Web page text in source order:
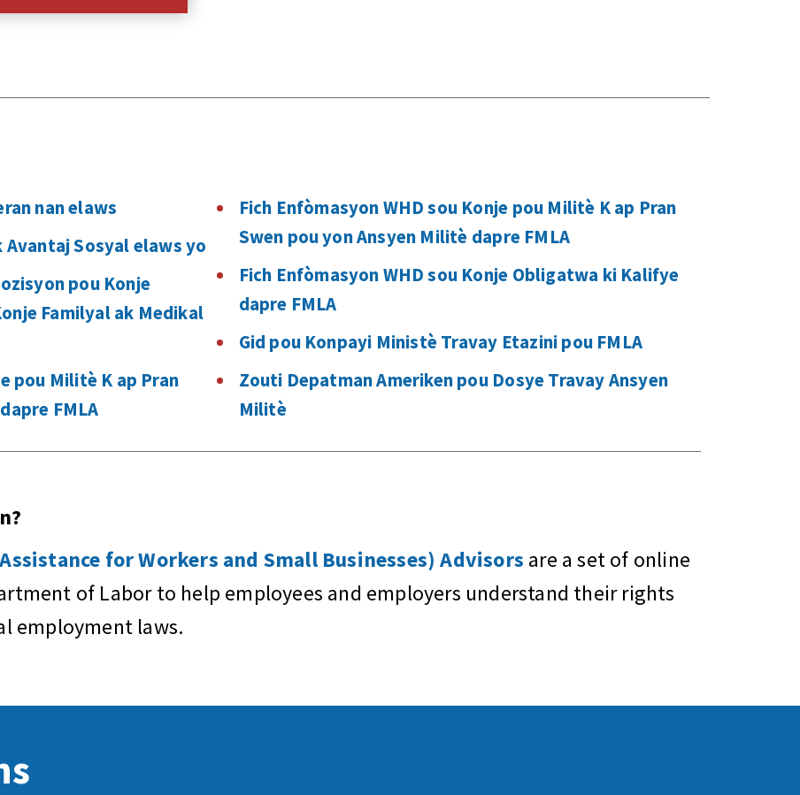
nan elaws
Avantaj Sosyal elaws yo
pou Konje
Familyal ak Medikal
pou Militè K ap Pran
FMLA
Fich Enfòmasyon WHD sou Konje pou Militè K ap Pran
Swen pou yon Ansyen Militè dapre FMLA
Fich Enfòmasyon WHD sou Konje Obligatwa ki Kalifye
dapre FMLA
Gid pou Konpayi Ministè Travay Etazini pou FMLA
Zouti Depatman Ameriken pou Dosye Travay Ansyen
Militè
for Workers and Small Businesses) Advisors are a set of online
of Labor to help employees and employers understand their rights
employment laws.